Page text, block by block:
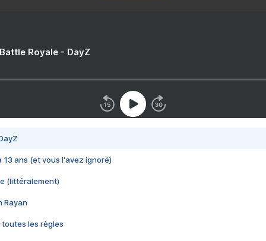
Royale - DayZ
13 ans (et vous l'avez ignoré)
(littéralement)
Rayan
toutes les règles